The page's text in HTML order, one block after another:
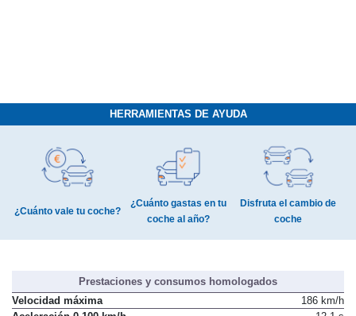
HERRAMIENTAS DE AYUDA
¿Cuánto vale tu coche?
¿Cuánto gastas en tu
coche al año?
Disfruta el cambio de
coche
Prestaciones y consumos homologados
Velocidad máxima
186 km/h